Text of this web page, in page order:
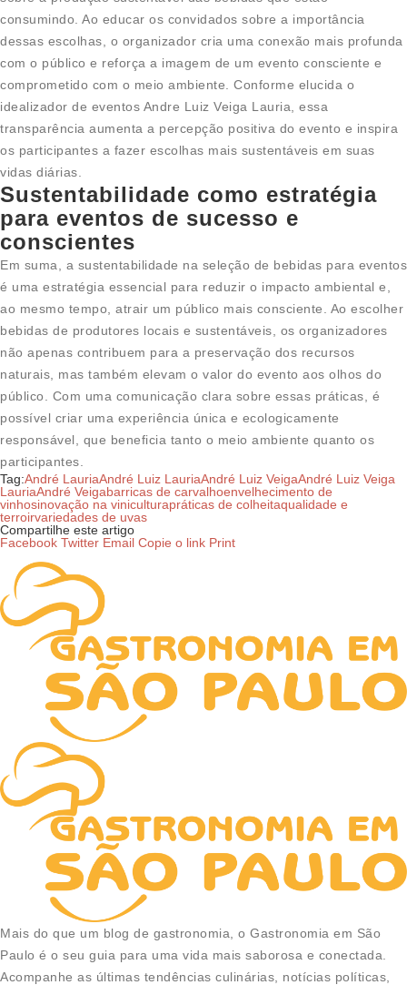
consumindo. Ao educar os convidados sobre a importância
dessas escolhas, o organizador cria uma conexão mais profunda
com o público e reforça a imagem de um evento consciente e
comprometido com o meio ambiente. Conforme elucida o
idealizador de eventos Andre Luiz Veiga Lauria, essa
transparência aumenta a percepção positiva do evento e inspira
os participantes a fazer escolhas mais sustentáveis em suas
vidas diárias.
Sustentabilidade como estratégia
para eventos de sucesso e
conscientes
Em suma, a sustentabilidade na seleção de bebidas para eventos
é uma estratégia essencial para reduzir o impacto ambiental e,
ao mesmo tempo, atrair um público mais consciente. Ao escolher
bebidas de produtores locais e sustentáveis, os organizadores
não apenas contribuem para a preservação dos recursos
naturais, mas também elevam o valor do evento aos olhos do
público. Com uma comunicação clara sobre essas práticas, é
possível criar uma experiência única e ecologicamente
responsável, que beneficia tanto o meio ambiente quanto os
participantes.
Tag:André LauriaAndré Luiz LauriaAndré Luiz VeigaAndré Luiz Veiga
LauriaAndré Veigabarricas de carvalhoenvelhecimento de
vinhosinovação na viniculturapráticas de colheitaqualidade e
terroirvariedades de uvas
Compartilhe este artigo
Facebook Twitter Email Copie o link Print
Mais do que um blog de gastronomia, o Gastronomia em São
Paulo é o seu guia para uma vida mais saborosa e conectada.
Acompanhe as últimas tendências culinárias, notícias políticas,